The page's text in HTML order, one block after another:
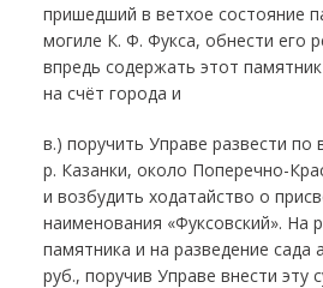
пришедший в ветхое состояние
могиле К. Ф. Фукса, обнести его
впредь содержать этот
на счёт города и
в.) поручить Управе развести по
р. Казанки, около Поперечно-
и возбудить ходатайство о
наименования «Фуксовский». На
памятника и на разведение сада
руб., поручив Управе внести эту